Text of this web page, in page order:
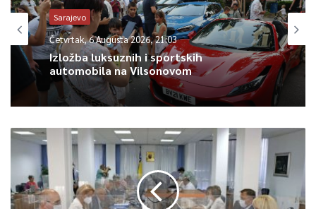
regiji – rekao je Forto.
0
Article Rating
Sarajevo
Četvrtak, 6 Augusta 2026, 21:03
Izložba luksuznih i sportskih
automobila na Vilsonovom